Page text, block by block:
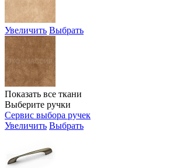
Увеличить Выбрать
Показать все ткани
Выберите ручки
Сервис выбора ручек
Увеличить Выбрать